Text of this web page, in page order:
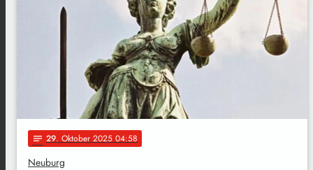
notes 29. Oktober 2025 04:58
Neuburg